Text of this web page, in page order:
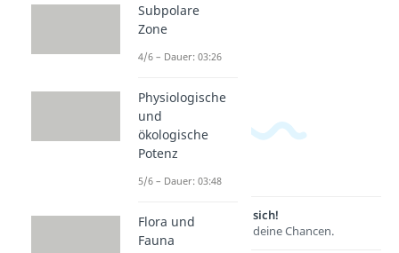
Lernen lohnt sich!
Entdecke hier deine Chancen.
Subpolare
Zone
4/6 – Dauer: 03:26
Physiologische
und
ökologische
Potenz
5/6 – Dauer: 03:48
Flora und
Fauna